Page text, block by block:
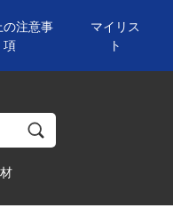
の注意事
項
マイリス
ト